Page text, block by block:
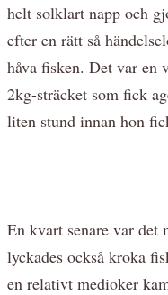
helt solklart napp och
efter en rätt så
håva fisken. Det var en
2kg-sträcket som fick
liten stund innan hon
En kvart senare var det
lyckades också kroka
en relativt medioker